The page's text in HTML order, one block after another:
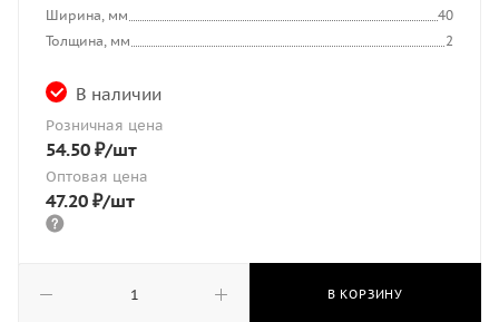
Ширина, мм
40
Толщина, мм
2
В наличии
Розничная цена
54.50 ₽/шт
Оптовая цена
47.20 ₽/шт
В КОРЗИНУ